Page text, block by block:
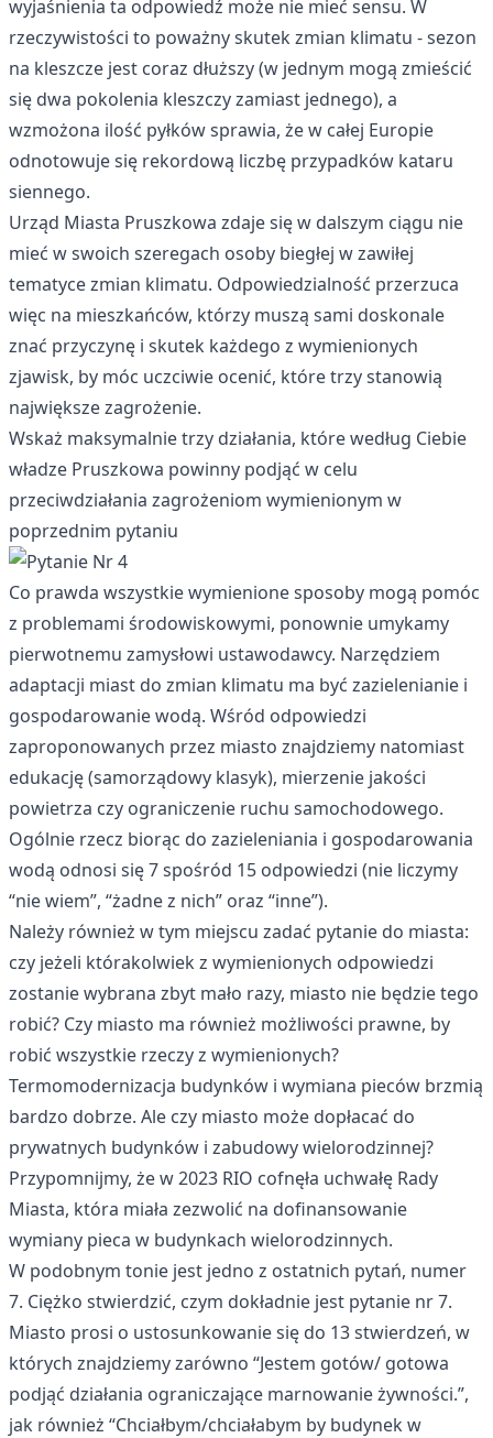
wyjaśnienia ta odpowiedź może nie mieć sensu. W
rzeczywistości to poważny skutek zmian klimatu - sezon
na kleszcze jest coraz dłuższy (w jednym mogą zmieścić
się dwa pokolenia kleszczy zamiast jednego), a
wzmożona ilość pyłków sprawia, że w całej Europie
odnotowuje się rekordową liczbę przypadków kataru
siennego.
Urząd Miasta Pruszkowa zdaje się w dalszym ciągu nie
mieć w swoich szeregach osoby biegłej w zawiłej
tematyce zmian klimatu. Odpowiedzialność przerzuca
więc na mieszkańców, którzy muszą sami doskonale
znać przyczynę i skutek każdego z wymienionych
zjawisk, by móc uczciwie ocenić, które trzy stanowią
największe zagrożenie.
Wskaż maksymalnie trzy działania, które według Ciebie
władze Pruszkowa powinny podjąć w celu
przeciwdziałania zagrożeniom wymienionym w
poprzednim pytaniu
Co prawda wszystkie wymienione sposoby mogą pomóc
z problemami środowiskowymi, ponownie umykamy
pierwotnemu zamysłowi ustawodawcy. Narzędziem
adaptacji miast do zmian klimatu ma być zazielenianie i
gospodarowanie wodą. Wśród odpowiedzi
zaproponowanych przez miasto znajdziemy natomiast
edukację (samorządowy klasyk), mierzenie jakości
powietrza czy ograniczenie ruchu samochodowego.
Ogólnie rzecz biorąc do zazieleniania i gospodarowania
wodą odnosi się 7 spośród 15 odpowiedzi (nie liczymy
“nie wiem”, “żadne z nich” oraz “inne”).
Należy również w tym miejscu zadać pytanie do miasta:
czy jeżeli którakolwiek z wymienionych odpowiedzi
zostanie wybrana zbyt mało razy, miasto nie będzie tego
robić? Czy miasto ma również możliwości prawne, by
robić wszystkie rzeczy z wymienionych?
Termomodernizacja budynków i wymiana pieców brzmią
bardzo dobrze. Ale czy miasto może dopłacać do
prywatnych budynków i zabudowy wielorodzinnej?
Przypomnijmy, że w 2023 RIO cofnęła uchwałę Rady
Miasta, która miała zezwolić na dofinansowanie
wymiany pieca w budynkach wielorodzinnych.
W podobnym tonie jest jedno z ostatnich pytań, numer
7. Ciężko stwierdzić, czym dokładnie jest pytanie nr 7.
Miasto prosi o ustosunkowanie się do 13 stwierdzeń, w
których znajdziemy zarówno “Jestem gotów/ gotowa
podjąć działania ograniczające marnowanie żywności.”,
jak również “Chciałbym/chciałabym by budynek w